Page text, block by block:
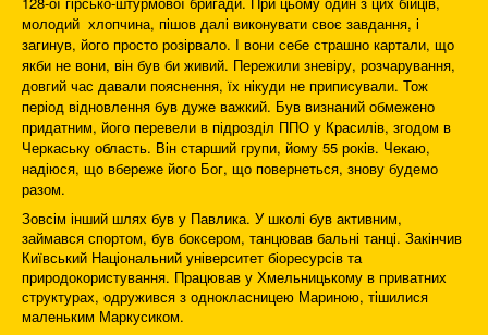
молодий хлопчина, пішов далі виконувати своє завдання, і
загинув, його просто розірвало. І вони себе страшно картали, що
якби не вони, він був би живий. Пережили зневіру, розчарування,
довгий час давали пояснення, їх нікуди не приписували. Тож
період відновлення був дуже важкий. Був визнаний обмежено
придатним, його перевели в підрозділ ППО у Красилів, згодом в
Черкаську область. Він старший групи, йому 55 років. Чекаю,
надіюся, що вбереже його Бог, що повернеться, знову будемо
разом.
Зовсім інший шлях був у Павлика. У школі був активним,
займався спортом, був боксером, танцював бальні танці. Закінчив
Київський Національний університет біоресурсів та
природокористування. Працював у Хмельницькому в приватних
структурах, одружився з однокласницею Мариною, тішилися
маленьким Маркусиком.